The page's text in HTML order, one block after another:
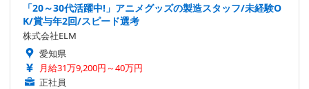
「20～30代活躍中!」アニメグッズの製造スタッフ/未経験O
K/賞与年2回/スピード選考
株式会社ELM
愛知県
月給31万9,200円～40万円
正社員